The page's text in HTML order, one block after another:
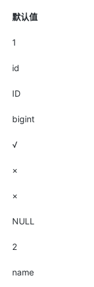
默认值
1
id
ID
bigint
√
×
×
NULL
2
name